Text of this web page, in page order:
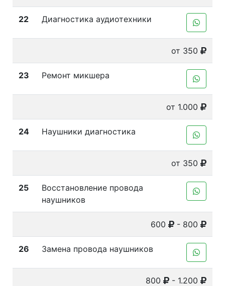
22 Диагностика аудиотехники
от 350
23 Ремонт микшера
от 1.000
24 Наушники диагностика
от 350
25
Восстановление провода
наушников
600 - 800
26 Замена провода наушников
800 - 1.200